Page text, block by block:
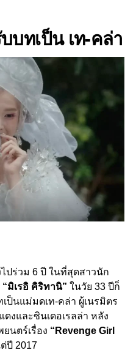
บทเป็น เท-คล่า
ปร่วม 6 ปี ในที่สุดสาวนัก
“มิเรอิ คิริทานิ” ในวัย 33 ปีก็
ป็นแม่มดเท-คล่า ผู้เนรมิตร
งและซินเดอเรลล่า หลัง
ยนตร์เรื่อง “Revenge Girl
ปี 2017